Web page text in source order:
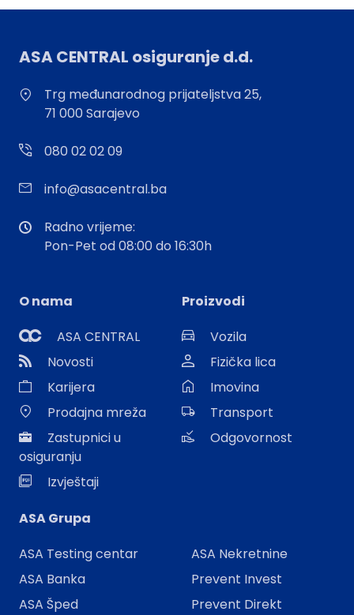
ASA CENTRAL osiguranje d.d.
Trg međunarodnog prijateljstva 25,
71 000 Sarajevo
080 02 02 09
info@asacentral.ba
Radno vrijeme:
Pon-Pet od 08:00 do 16:30h
O nama
ASA CENTRAL
Novosti
Karijera
Prodajna mreža
Zastupnici u
osiguranju
Izvještaji
Proizvodi
Vozila
Fizička lica
Imovina
Transport
Odgovornost
ASA Grupa
ASA Testing centar
ASA Banka
ASA Šped
ASA Nekretnine
Prevent Invest
Prevent Direkt